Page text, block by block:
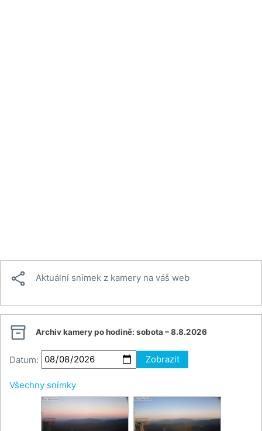
 Aktuální snímek z kamery na váš web
 Archiv kamery po hodině: sobota – 8.8.2026
Datum: Zobrazit
Všechny snímky